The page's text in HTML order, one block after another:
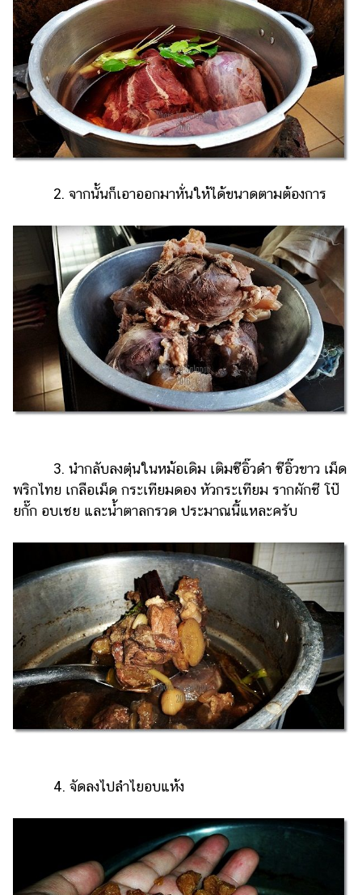
2. จากนั้นก็เอาออกมาหั่นให้ได้ขนาดตามต้องการ
3. นำกลับลงตุ๋นในหม้อเดิม เติมซีอิ๊วดำ ซีอิ๊วขาว เม็ด
พริกไทย เกลือเม็ด กระเทียมดอง หัวกระเทียม รากผักชี โป๊
ยกั๊ก อบเชย และน้ำตาลกรวด ประมาณนี้แหละครับ
4. จัดลงไปลำไยอบแห้ง